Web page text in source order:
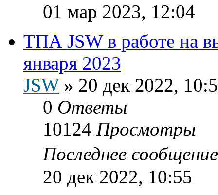
01 мар 2023, 12:04
ТПА JSW в работе на
января 2023
JSW» 20 дек 2022,
0 Ответы
10124 Просмотры
Последнее
20 дек 2022, 10:55